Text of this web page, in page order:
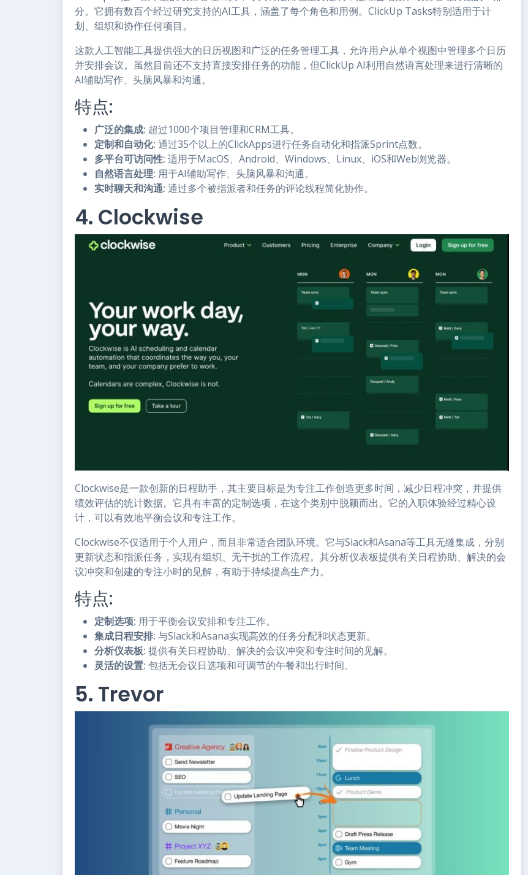
分。它拥有数百个经过研究支持的AI工具，涵盖了每个角色和用例。ClickUp Tasks特别适用于计
划、组织和协作任何项目。
这款人工智能工具提供强大的日历视图和广泛的任务管理工具，允许用户从单个视图中管理多个日历
并安排会议。虽然目前还不支持直接安排任务的功能，但ClickUp AI利用自然语言处理来进行清晰的
AI辅助写作、头脑风暴和沟通。
特点:
广泛的集成: 超过1000个项目管理和CRM工具。
定制和自动化: 通过35个以上的ClickApps进行任务自动化和指派Sprint点数。
多平台可访问性: 适用于MacOS、Android、Windows、Linux、iOS和Web浏览器。
自然语言处理: 用于AI辅助写作、头脑风暴和沟通。
实时聊天和沟通: 通过多个被指派者和任务的评论线程简化协作。
4. Clockwise
Clockwise是一款创新的日程助手，其主要目标是为专注工作创造更多时间，减少日程冲突，并提供
绩效评估的统计数据。它具有丰富的定制选项，在这个类别中脱颖而出。它的入职体验经过精心设
计，可以有效地平衡会议和专注工作。
Clockwise不仅适用于个人用户，而且非常适合团队环境。它与Slack和Asana等工具无缝集成，分别
更新状态和指派任务，实现有组织、无干扰的工作流程。其分析仪表板提供有关日程协助、解决的会
议冲突和创建的专注小时的见解，有助于持续提高生产力。
特点:
定制选项: 用于平衡会议安排和专注工作。
集成日程安排: 与Slack和Asana实现高效的任务分配和状态更新。
分析仪表板: 提供有关日程协助、解决的会议冲突和专注时间的见解。
灵活的设置: 包括无会议日选项和可调节的午餐和出行时间。
5. Trevor